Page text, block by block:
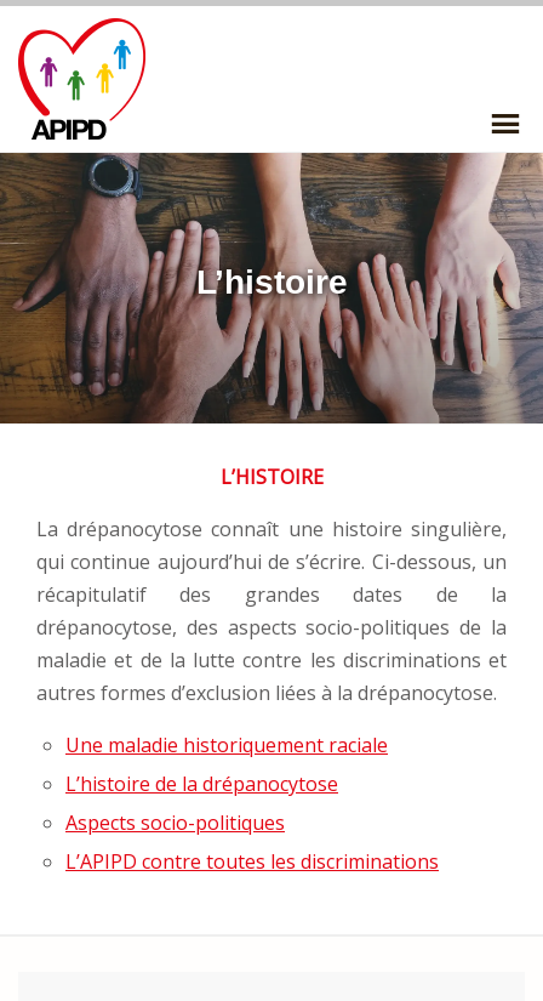
content
L’histoire
L’HISTOIRE
La drépanocytose connaît une histoire singulière,
qui continue aujourd’hui de s’écrire. Ci-dessous, un
récapitulatif des grandes dates de la
drépanocytose, des aspects socio-politiques de la
maladie et de la lutte contre les discriminations et
autres formes d’exclusion liées à la drépanocytose.
Une maladie historiquement raciale
L’histoire de la drépanocytose
Aspects socio-politiques
L’APIPD contre toutes les discriminations